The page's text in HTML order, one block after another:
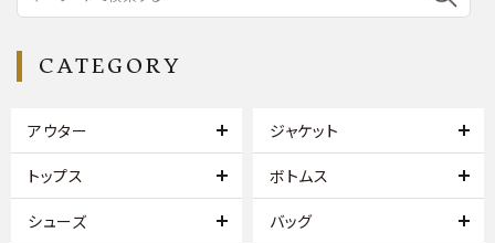
CATEGORY
アウター ジャケット
トップス ボトムス
シューズ バッグ